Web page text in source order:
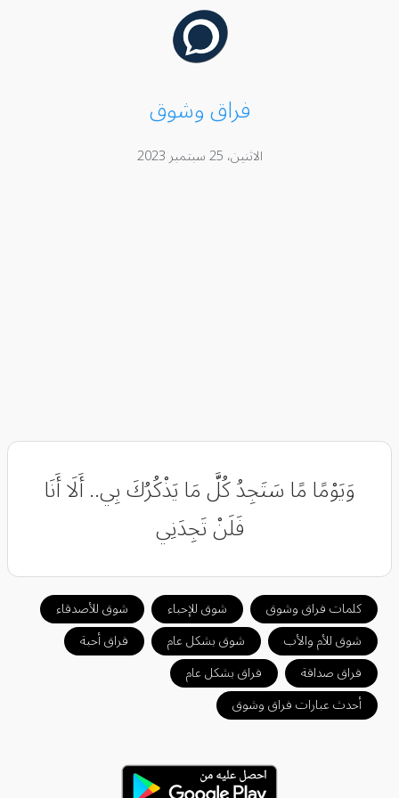
فراق وشوق
الاثنين، 25 سبتمبر 2023
وَيَوْمًا مًا سَتَجِدُ كُلَّ مَا يَذْكُرُكَ بِي.. أَلَا أَنَا
فَلَنْ تَجِدَنِي
كلمات فراق وشوق شوق للإحباء
شوق للأصدقاء
شوق للأم والأب
شوق بشكل عام
فراق أحبة
فراق صداقة
فراق بشكل عام
أحدث عبارات فراق وشوق